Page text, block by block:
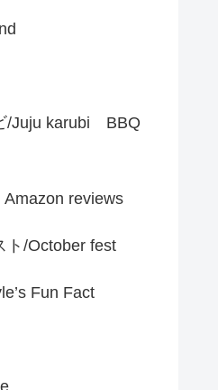
/Juju karubi BBQ
reviews
ト/October fest
Fun Fact